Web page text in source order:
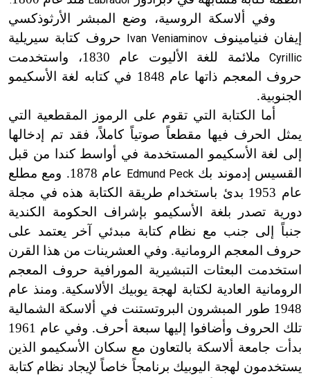
وفي ألاسكة الروسية، وضع المبشر الأرثوذكسي
إيفان فنيامينوف Ivan Veniaminov حروف كتابة سيريلية
Cyrillic
ملائمة للغة الأليوت عام 1830، واستخدمت
حروف المعجم ذاتها عام 1848 في كتابه لغة الأسكيمو
الجنوبية.
أما الكتابة التي تقوم على الرموز المقطعية التي
يمثل الحرف فيها مقطعاً صوتياً كاملاً، فقد تم إدخالها
إلى لغة الأسكيمو المستخدمة في أواسط كندا من قبل
القسيس إدموند بك Edmund Peck
عام 1878. ومع مطلع
عام 1953 بدئ باستخدام طريقة الكتابة هذه في مجلة
دورية تصدر بلغة الأسكيمو بإشراف الحكومة الكندية
جنباً إلى جنب مع نظام كتابة مبدئي آخر يعتمد على
حروف المعجم الرومانية. وفي العشرينات من هذا القرن
استخدمت البعثات التبشيرية المورافية حروف المعجم
الرومانية العادية لكتابة لهجة يوبيك الألاسكية. ومنذ عام
1948 طور المبشرون البروتستنت في ألاسكة الشمالية
تلك الحروف وأضافوا إليها سبعة أحرف. وفي عام 1961
بدأت جامعة ألاسكة بالتعاون مع سكان الأسكيمو الذين
يستخدمون لهجة اليوبيك برنامجاً خاصاً لإيجاد نظام كتابة